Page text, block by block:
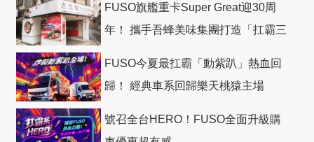
FUSO旗艦重卡Super Great迎30周
年！ 攜手吾蜂美味集團打造「扛霸三
FUSO今夏最扛霸「動紫趴」熱血回
歸！ 經典車系回歸樂天桃猿主場
號召全台HERO！FUSO全面升級購